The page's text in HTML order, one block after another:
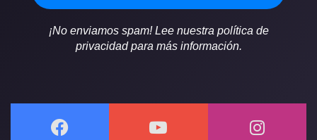
¡No enviamos spam! Lee nuestra política de
privacidad para más información.